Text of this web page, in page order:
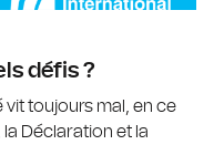
défis ?
vit toujours mal, en ce
la Déclaration et la